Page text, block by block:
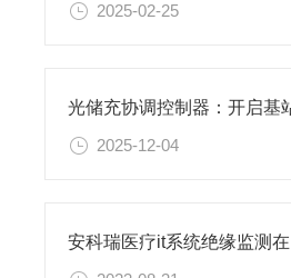
2025-02-25
2025-12-04